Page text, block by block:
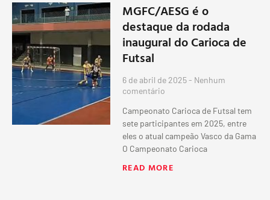
MGFC/AESG é o
destaque da rodada
inaugural do Carioca de
Futsal
6 de abril de 2025 Nenhum
comentário
Campeonato Carioca de Futsal tem
sete participantes em 2025, entre
eles o atual campeão Vasco da Gama
O Campeonato Carioca
READ MORE